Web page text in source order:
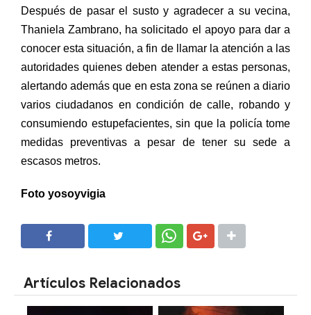
Después de pasar el susto y agradecer a su vecina,
Thaniela Zambrano, ha solicitado el apoyo para dar a
conocer esta situación, a fin de llamar la atención a las
autoridades quienes deben atender a estas personas,
alertando además que en esta zona se reúnen a diario
varios ciudadanos en condición de calle, robando y
consumiendo estupefacientes, sin que la policía tome
medidas preventivas a pesar de tener su sede a
escasos metros.
Foto yosoyvigia
Artículos Relacionados